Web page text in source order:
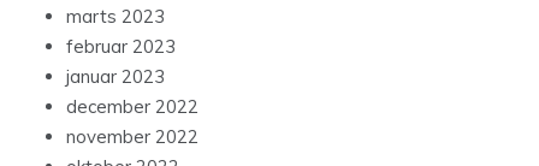
marts 2023
februar 2023
januar 2023
december 2022
november 2022